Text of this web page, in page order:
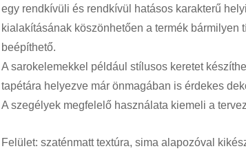
egy rendkívüli és rendkívül hatásos karakterű
kialakításának köszönhetően a termék
beépíthető.
A sarokelemekkel például stílusos keretet
tapétára helyezve már önmagában is érdekes
A szegélyek megfelelő használata kiemeli a
Felület: szaténmatt textúra, sima alapozóval